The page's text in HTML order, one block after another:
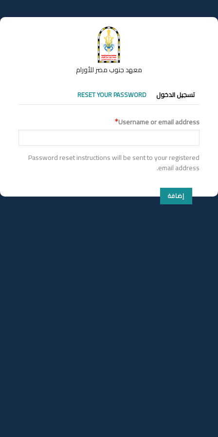
إلى
المحتوى
معهد جنوب مصر للأورام
التبويبات
الأساسية
تسجيل الدخول RESET YOUR PASSWORD
Username or email address
Password reset instructions will be sent to your registered
email address.